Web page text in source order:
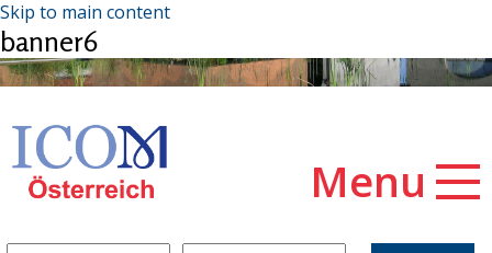
Skip to main content
banner6
Menu